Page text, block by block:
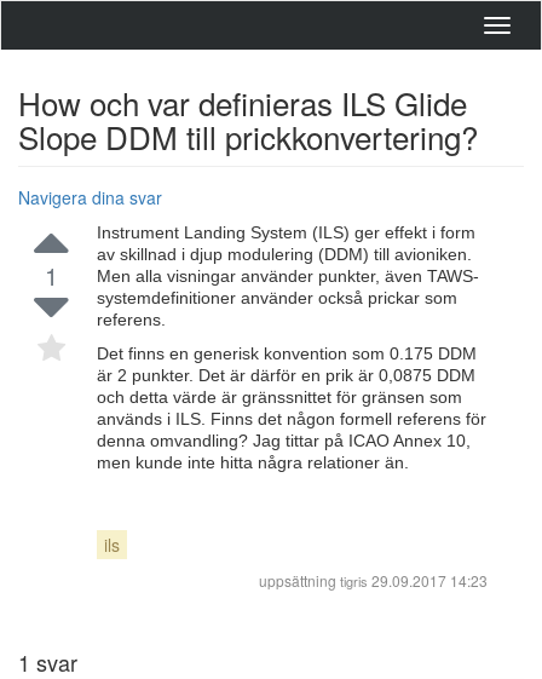
How och var definieras ILS Glide
Slope DDM till prickkonvertering?
Navigera dina svar
1
Instrument Landing System (ILS) ger effekt i form
av skillnad i djup modulering (DDM) till avioniken.
Men alla visningar använder punkter, även TAWS-
systemdefinitioner använder också prickar som
referens.
Det finns en generisk konvention som 0.175 DDM
är 2 punkter. Det är därför en prik är 0,0875 DDM
och detta värde är gränssnittet för gränsen som
används i ILS. Finns det någon formell referens för
denna omvandling? Jag tittar på ICAO Annex 10,
men kunde inte hitta några relationer än.
ils
uppsättning tigris 29.09.2017 14:23
1 svar